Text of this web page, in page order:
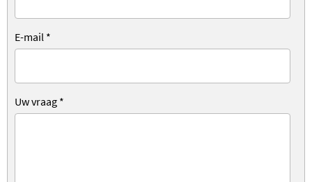
E-mail *
Uw vraag *